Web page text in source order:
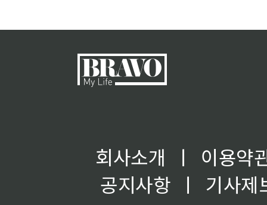
회사소개 ㅣ
이용약
공지사항
ㅣ
기사제